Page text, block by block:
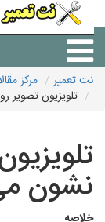
نت تعمیر مرکز مقالات
تلویزیون تصویر
نشون